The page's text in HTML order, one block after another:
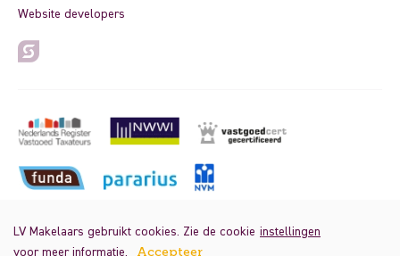
LV Makelaars gebruikt cookies. Zie de cookie instellingen
voor meer informatie.
Accepteer
Website developers